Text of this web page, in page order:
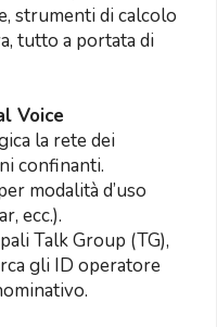
strumenti di calcolo
tutto a portata di
Voice
la rete dei
confinanti.
modalità d’uso
ecc.).
Talk Group (TG),
gli ID operatore